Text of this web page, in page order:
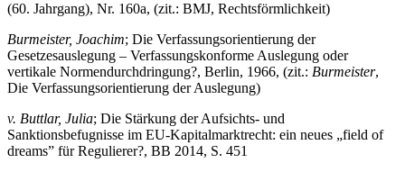
(60. Jahrgang), Nr. 160a, (zit.: BMJ, Rechtsförmlichkeit)
Burmeister, Joachim; Die Verfassungsorientierung der
Gesetzesauslegung – Verfassungskonforme Auslegung oder
vertikale Normendurchdringung?, Berlin, 1966, (zit.: Burmeister,
Die Verfassungsorientierung der Auslegung)
v. Buttlar, Julia; Die Stärkung der Aufsichts- und
Sanktionsbefugnisse im EU-Kapitalmarktrecht: ein neues „field of
dreams” für Regulierer?, BB 2014, S. 451